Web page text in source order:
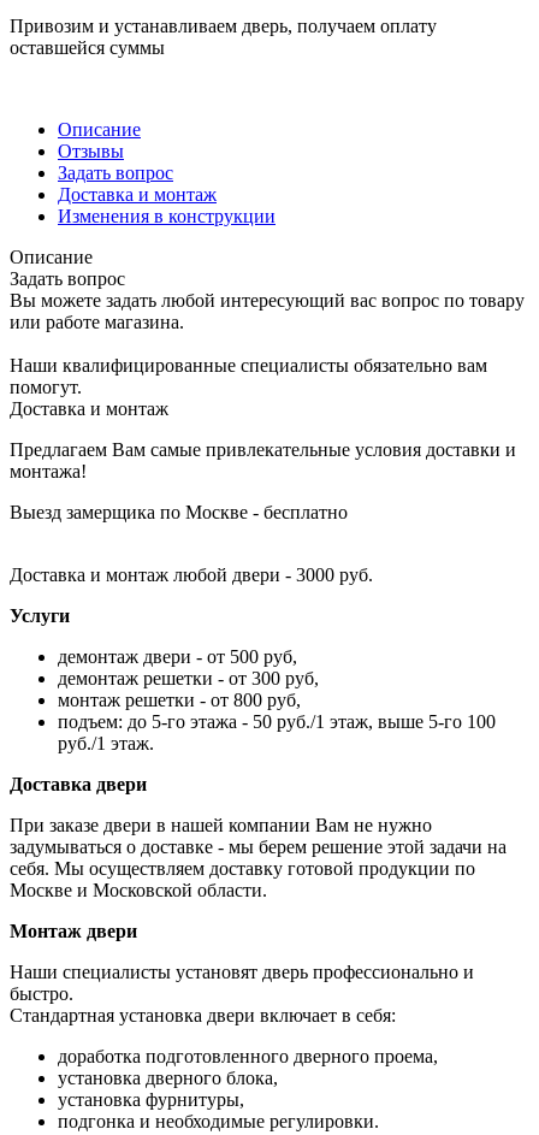
Привозим и устанавливаем дверь, получаем оплату
оставшейся суммы
Описание
Отзывы
Задать вопрос
Доставка и монтаж
Изменения в конструкции
Описание
Задать вопрос
Вы можете задать любой интересующий вас вопрос по товару
или работе магазина.
Наши квалифицированные специалисты обязательно вам
помогут.
Доставка и монтаж
Предлагаем Вам самые привлекательные условия доставки и
монтажа!
Выезд замерщика по Москве - бесплатно
Доставка и монтаж любой двери - 3000 руб.
Услуги
демонтаж двери - от 500 руб,
демонтаж решетки - от 300 руб,
монтаж решетки - от 800 руб,
подъем: до 5-го этажа - 50 руб./1 этаж, выше 5-го 100
руб./1 этаж.
Доставка двери
При заказе двери в нашей компании Вам не нужно
задумываться о доставке - мы берем решение этой задачи на
себя. Мы осуществляем доставку готовой продукции по
Москве и Московской области.
Монтаж двери
Наши специалисты установят дверь профессионально и
быстро.
Стандартная установка двери включает в себя:
доработка подготовленного дверного проема,
установка дверного блока,
установка фурнитуры,
подгонка и необходимые регулировки.